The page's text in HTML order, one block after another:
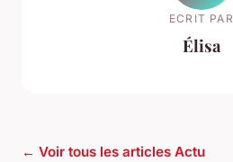
ECRIT PAR
Élisa
← Voir tous les articles Actu